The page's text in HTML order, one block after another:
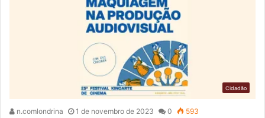
Cidadão
n.comlondrina 1 de novembro de 2023 0 593